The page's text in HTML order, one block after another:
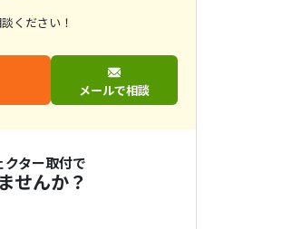
ください！
メールで相談
クター取付で
せんか？